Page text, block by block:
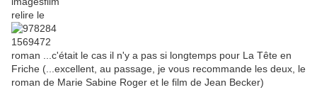
relire le
roman ...c'était le cas il n'y a pas si longtemps pour La Tête en
Friche (...excellent, au passage, je vous recommande les deux, le
roman de Marie Sabine Roger et le film de Jean Becker)